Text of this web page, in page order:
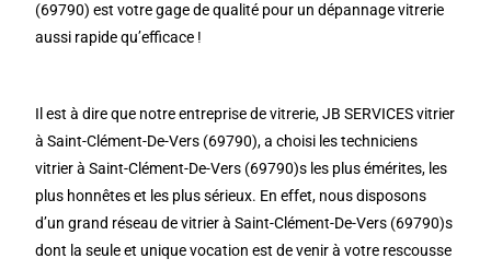
(69790) est votre gage de qualité pour un dépannage vitrerie
aussi rapide qu’efficace !
Il est à dire que notre entreprise de vitrerie, JB SERVICES vitrier
à Saint-Clément-De-Vers (69790), a choisi les techniciens
vitrier à Saint-Clément-De-Vers (69790)s les plus émérites, les
plus honnêtes et les plus sérieux. En effet, nous disposons
d’un grand réseau de vitrier à Saint-Clément-De-Vers (69790)s
dont la seule et unique vocation est de venir à votre rescousse